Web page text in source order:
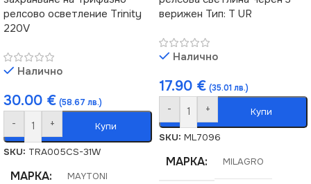
релсово осветление Trinity
220V
Налично
30.00 € (58.67 лв.)
- + Купи
SKU: TRA005CS-31W
МАРКА MAYTONI
верижен Тип: T UR
Налично
17.90 € (35.01 лв.)
- + Купи
SKU: ML7096
МАРКА MILAGRO